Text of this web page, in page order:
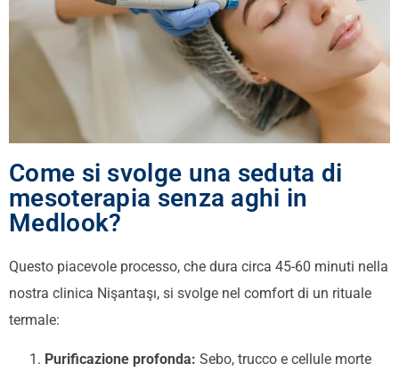
Come si svolge una seduta di
mesoterapia senza aghi in
Medlook?
Questo piacevole processo, che dura circa 45-60 minuti nella
nostra clinica Nişantaşı, si svolge nel comfort di un rituale
termale:
Purificazione profonda: Sebo, trucco e cellule morte